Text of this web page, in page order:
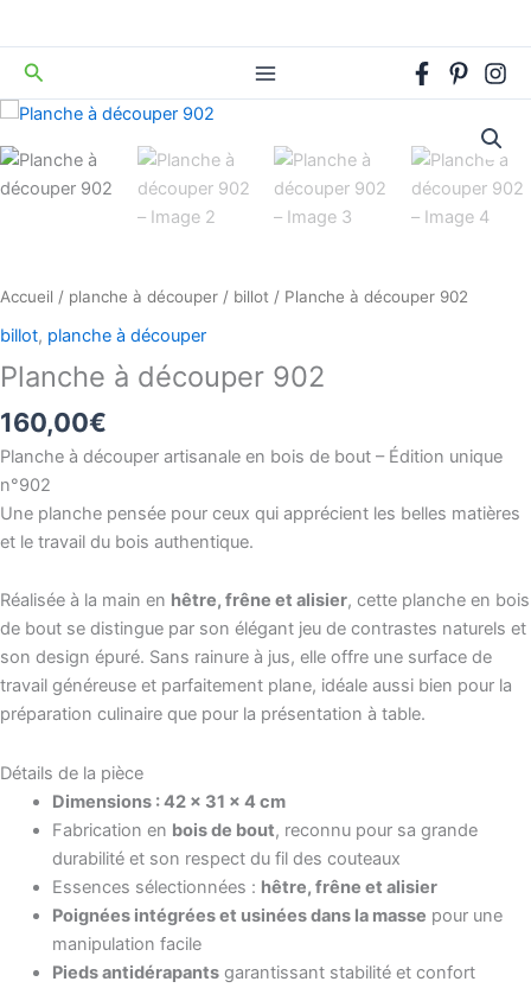
au
contenu
Rechercher
Accueil / planche à découper / billot / Planche à découper 902
billot, planche à découper
Planche à découper 902
160,00€
Planche à découper artisanale en bois de bout – Édition unique
n°902
Une planche pensée pour ceux qui apprécient les belles matières
et le travail du bois authentique.
Réalisée à la main en hêtre, frêne et alisier, cette planche en bois
de bout se distingue par son élégant jeu de contrastes naturels et
son design épuré. Sans rainure à jus, elle offre une surface de
travail généreuse et parfaitement plane, idéale aussi bien pour la
préparation culinaire que pour la présentation à table.
Détails de la pièce
Dimensions : 42 x 31 x 4 cm
Fabrication en bois de bout, reconnu pour sa grande
durabilité et son respect du fil des couteaux
Essences sélectionnées : hêtre, frêne et alisier
Poignées intégrées et usinées dans la masse pour une
manipulation facile
Pieds antidérapantsgarantissant stabilité et confort
quantité
de
Planche
à